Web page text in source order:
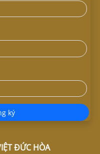
ĐỨC HÒA
ký